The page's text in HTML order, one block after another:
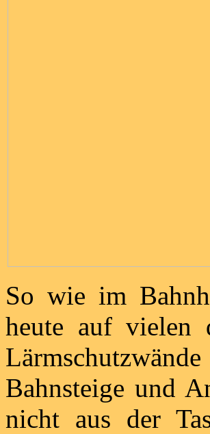
So wie im
heute auf vielen
Bahnsteige und
nicht aus der